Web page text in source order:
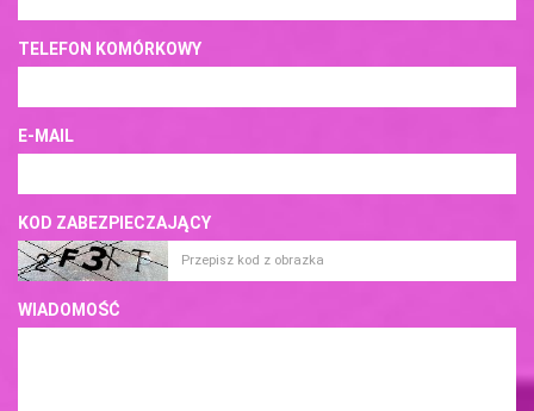
TELEFON KOMÓRKOWY
E-MAIL
KOD ZABEZPIECZAJĄCY
WIADOMOŚĆ